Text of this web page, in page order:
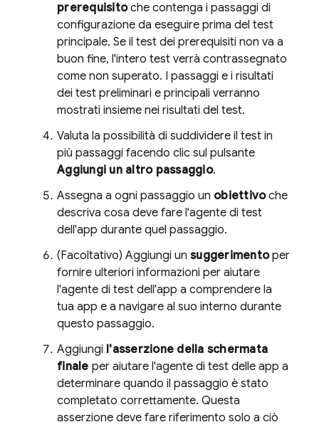
prerequisitoche contenga i passaggi di
configurazione da eseguire prima del test
principale. Se il test dei prerequisiti non va a
buon fine, l'intero test verrà contrassegnato
come non superato. I passaggi e i risultati
dei test preliminari e principali verranno
mostrati insieme nei risultati del test.
Valuta la possibilità di suddividere il test in
più passaggi facendo clic sul pulsante
Aggiungi un altro passaggio.
Assegna a ogni passaggio un obiettivoche
descriva cosa deve fare l'agente di test
dell'app durante quel passaggio.
(Facoltativo) Aggiungi un suggerimentoper
fornire ulteriori informazioni per aiutare
l'agente di test dell'app a comprendere la
tua app e a navigare al suo interno durante
questo passaggio.
Aggiungi l'asserzione della schermata
finale per aiutare l'agente di test delle app a
determinare quando il passaggio è stato
completato correttamente. Questa
asserzione deve fare riferimento solo a ciò